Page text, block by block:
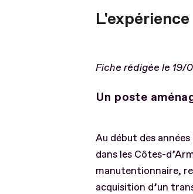
L'expérience
Fiche rédigée le 19/
Un poste
Au début des
dans les Côtes-
manutentionnaire,
acquisition d’un